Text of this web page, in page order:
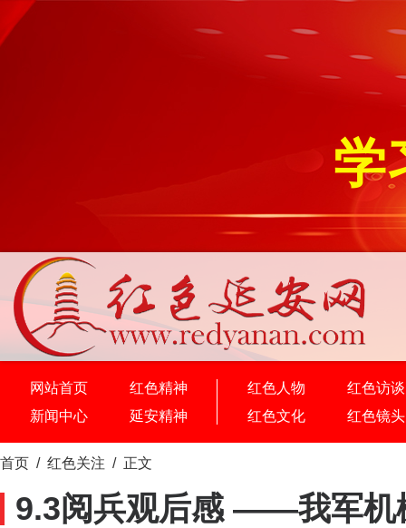
学
网站首页
红色精神
新闻中心
延安精神
红色人物
红色访谈
红色文化
红色镜头
首页 / 红色关注 / 正文
9.3阅兵观后感 ——我军机